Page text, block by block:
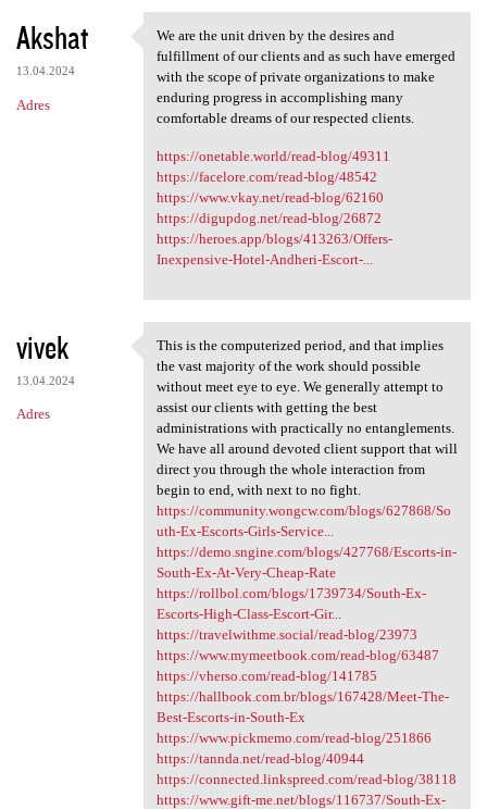
Akshat
13.04.2024
Adres
We are the unit driven by the
We are the unit driven by the desires and
fulfillment of our clients and as such have emerged
with the scope of private organizations to make
enduring progress in accomplishing many
comfortable dreams of our respected clients.
https://onetable.world/read-blog/49311
https://facelore.com/read-blog/48542
https://www.vkay.net/read-blog/62160
https://digupdog.net/read-blog/26872
https://heroes.app/blogs/413263/Offers-
Inexpensive-Hotel-Andheri-Escort-...
vivek
13.04.2024
Adres
This is the computerized
This is the computerized period, and that implies
the vast majority of the work should possible
without meet eye to eye. We generally attempt to
assist our clients with getting the best
administrations with practically no entanglements.
We have all around devoted client support that will
direct you through the whole interaction from
begin to end, with next to no fight.
https://community.wongcw.com/blogs/627868/So
uth-Ex-Escorts-Girls-Service...
https://demo.sngine.com/blogs/427768/Escorts-in-
South-Ex-At-Very-Cheap-Rate
https://rollbol.com/blogs/1739734/South-Ex-
Escorts-High-Class-Escort-Gir...
https://travelwithme.social/read-blog/23973
https://www.mymeetbook.com/read-blog/63487
https://vherso.com/read-blog/141785
https://hallbook.com.br/blogs/167428/Meet-The-
Best-Escorts-in-South-Ex
https://www.pickmemo.com/read-blog/251866
https://tannda.net/read-blog/40944
https://connected.linkspreed.com/read-blog/38118
https://www.gift-me.net/blogs/116737/South-Ex-